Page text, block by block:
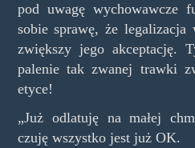
pod uwagę wychowawcze
sobie sprawę, że
zwiększy jego akceptację.
palenie tak zwanej trawki
etyce!
„Już odlatuję na małej
czuję wszystko jest już OK.